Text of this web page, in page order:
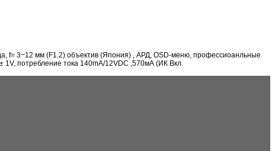
f= 3~12 мм (F1.2) объектив (Япония) , АРД, OSD-меню, профессиоанльные
1V, потребление тока 140mA/12VDC ,570мА (ИК Вкл.